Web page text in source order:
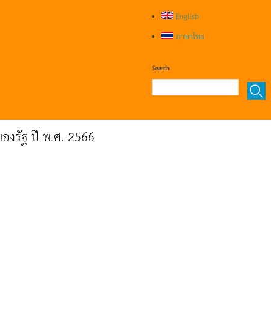
English
ภาษาไทย
Search
งรัฐ ปี พ.ศ. 2566